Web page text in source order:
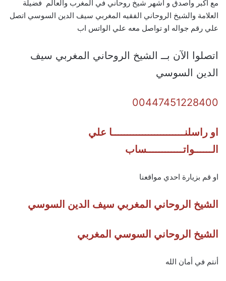
مع أكبر واصدق و أشهر شيخ روحاني في المغرب والعالم فضيلة
العلامة والشيخ الروحاني الفقيه المغربي سيف الدين السوسي اتصل
علي رقم جواله او تواصل معه علي الواتس اب
اتصلوا الآن بــ الشيخ الروحاني المغربي سيف
الدين السوسي
00447451228400
او راسلنــــــــــــــــــــــــا علي
الــــــواتــــــــــــساب
او قم بزيارة احدي مواقعنا
الشيخ الروحاني المغربي سيف الدين السوسي
الشيخ الروحاني السوسي المغربي
أنتم في أمان الله